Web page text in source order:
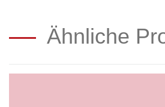
Ähnliche